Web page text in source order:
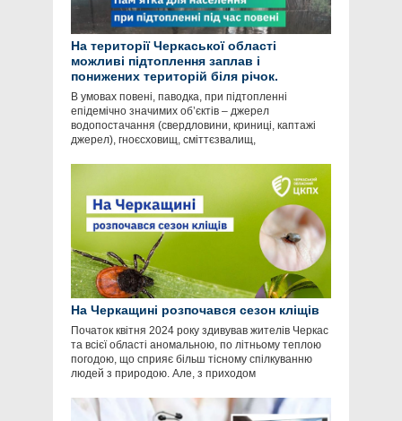
На території Черкаської області
можливі підтоплення заплав і
понижених територій біля річок.
В умовах повені, паводка, при підтопленні
епідемічно значимих об’єктів – джерел
водопостачання (свердловини, криниці, каптажі
джерел), гноєсховищ, сміттєзвалищ,
На Черкащині розпочався сезон кліщів
Початок квітня 2024 року здивував жителів Черкас
та всієї області аномальною, по літньому теплою
погодою, що сприяє більш тісному спілкуванню
людей з природою. Але, з приходом